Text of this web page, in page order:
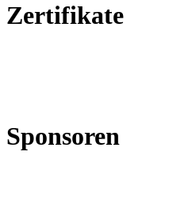
Zertifikate
Sponsoren